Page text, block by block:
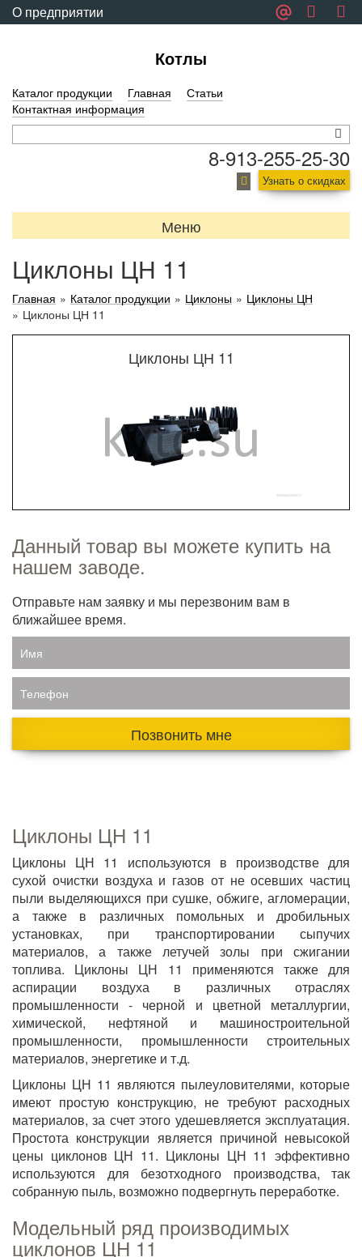
О предприятии
Котлы
Каталог продукции Главная
Статьи
Контактная информация
8-913-255-25-30
Узнать о скидках
Меню
Циклоны ЦН 11
Главная » Каталог продукции » Циклоны » Циклоны ЦН
» Циклоны ЦН 11
Циклоны ЦН 11
Данный товар вы можете купить на
нашем заводе.
Отправьте нам заявку и мы перезвоним вам в
ближайшее время.
Имя
Телефон
Позвонить мне
Циклоны ЦН 11
Циклоны ЦН 11 используются в производстве для
сухой очистки воздуха и газов от не осевших частиц
пыли выделяющихся при сушке, обжиге, агломерации,
а также в различных помольных и дробильных
установках, при транспортировании сыпучих
материалов, а также летучей золы при сжигании
топлива. Циклоны ЦН 11 применяются также для
аспирации воздуха в различных отраслях
промышленности - черной и цветной металлургии,
химической, нефтяной и машиностроительной
промышленности, промышленности строительных
материалов, энергетике и т.д.
Циклоны ЦН 11 являются пылеуловителями, которые
имеют простую конструкцию, не требуют расходных
материалов, за счет этого удешевляется эксплуатация.
Простота конструкции является причиной невысокой
цены циклонов ЦН 11. Циклоны ЦН 11 эффективно
используются для безотходного производства, так
собранную пыль, возможно подвергнуть переработке.
Модельный ряд производимых
циклонов ЦН 11